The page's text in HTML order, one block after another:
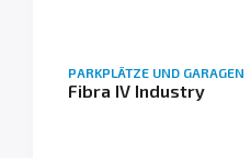
PARKPLÄTZE UND GARAGEN
Fibra IV Industry